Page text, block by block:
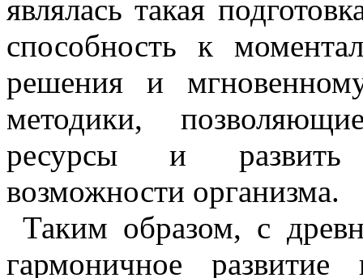
являлась такая
способность к
решения и
методики,
ресурсы и развить
возможности организма.
Таким образом, с
гармоничное